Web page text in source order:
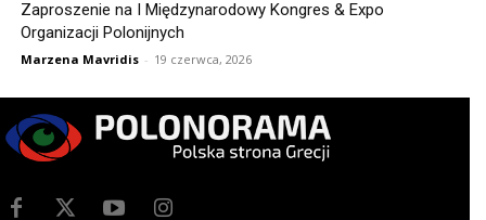
Zaproszenie na I Międzynarodowy Kongres & Expo
Organizacji Polonijnych
Marzena Mavridis - 19 czerwca, 2026